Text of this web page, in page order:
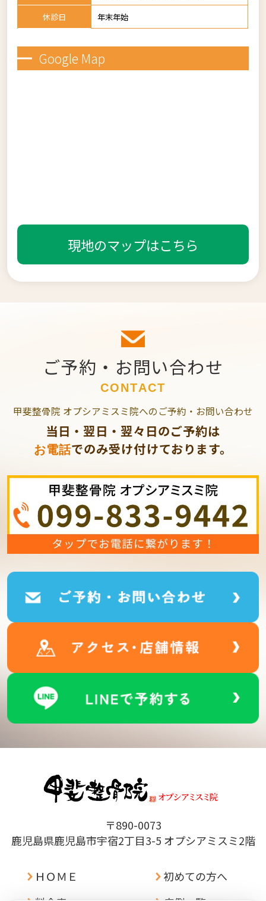
休診日
年末年始
Google Map
現地のマップはこちら
ご予約・お問い合わせ
CONTACT
甲斐整骨院 オプシアミスミ院へのご予約・お問い合わせ
当日・翌日・翌々日のご予約は
お電話でのみ受け付けております。
〒890-0073
鹿児島県鹿児島市宇宿2丁目3-5 オプシアミスミ2階
ＨＯＭＥ
初めての方へ